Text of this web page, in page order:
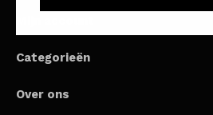
Categorieën
Over ons